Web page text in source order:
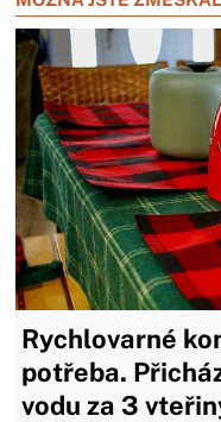
Rychlovarné
potřeba.
vodu za 3